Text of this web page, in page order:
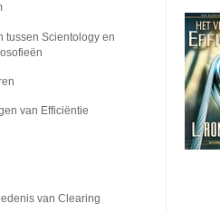
tussen Scientology en
van Efficiëntie
van Clearing